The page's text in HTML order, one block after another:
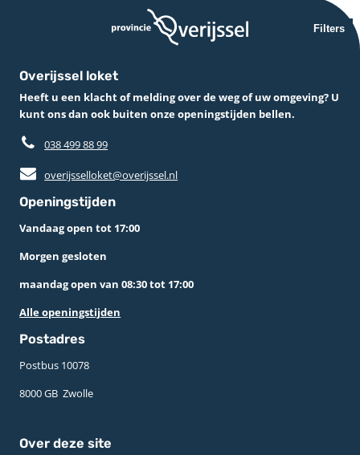
Filters
Overijssel loket
Heeft u een klacht of melding over de weg of uw omgeving? U
kunt ons dan ook buiten onze openingstijden bellen.
038 499 88 99
overijsselloket@overijssel.nl
Openingstijden
Vandaag open tot 17:00
Morgen gesloten
maandag open van 08:30 tot 17:00
Alle openingstijden
Postadres
Postbus 10078 ­
8000 GB ­ Zwolle
Over deze site